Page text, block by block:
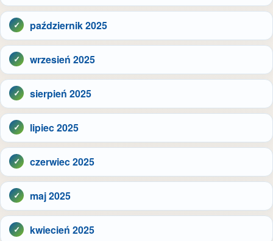
październik 2025
wrzesień 2025
sierpień 2025
lipiec 2025
czerwiec 2025
maj 2025
kwiecień 2025